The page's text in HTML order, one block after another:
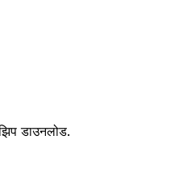
डाउनलोड.